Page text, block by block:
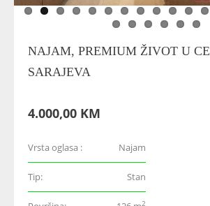
NAJAM, PREMIUM ŽIVOT U
SARAJEVA
4.000,00 KM
Vrsta oglasa : Najam
Tip: Stan
2